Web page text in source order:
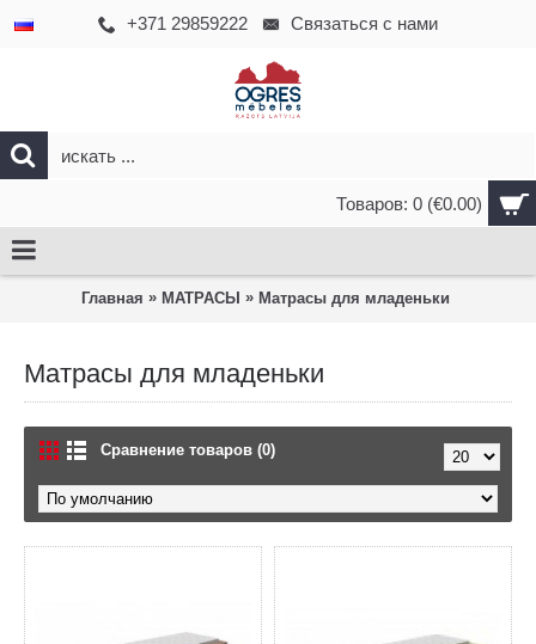
+371 29859222 Связаться с нами
Товаров: 0 (€0.00)
Главная » МАТРАСЫ » Матрасы для младеньки
Матрасы для младеньки
Сравнение товаров (0)